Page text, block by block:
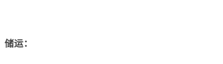
储运：